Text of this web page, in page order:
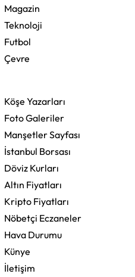
Magazin
Teknoloji
Futbol
Çevre
Köşe Yazarları
Foto Galeriler
Manşetler Sayfası
İstanbul Borsası
Döviz Kurları
Altın Fiyatları
Kripto Fiyatları
Nöbetçi Eczaneler
Hava Durumu
Künye
İletişim